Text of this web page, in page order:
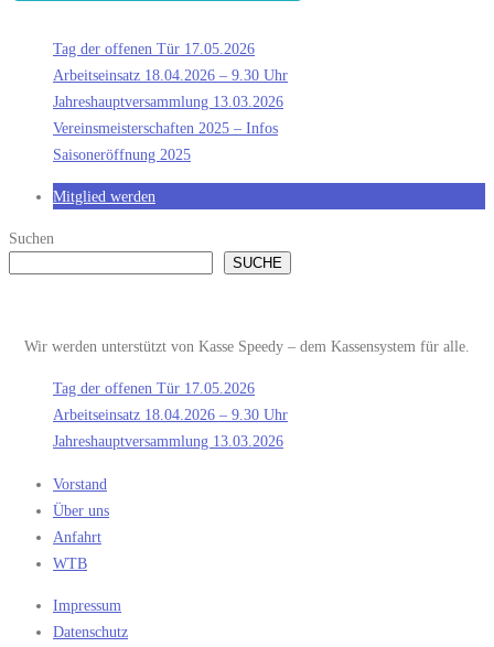
Tag der offenen Tür 17.05.2026
Arbeitseinsatz 18.04.2026 – 9.30 Uhr
Jahreshauptversammlung 13.03.2026
Vereinsmeisterschaften 2025 – Infos
Saisoneröffnung 2025
Mitglied werden
Suchen
SUCHE
Wir werden unterstützt von Kasse Speedy – dem Kassensystem für alle.
Tag der offenen Tür 17.05.2026
Arbeitseinsatz 18.04.2026 – 9.30 Uhr
Jahreshauptversammlung 13.03.2026
Vorstand
Über uns
Anfahrt
WTB
Impressum
Datenschutz